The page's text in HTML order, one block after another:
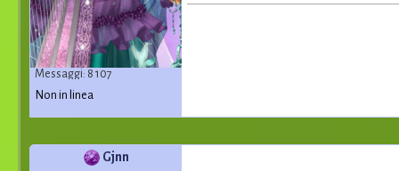
Messaggi: 8 107
Non in linea
Gjnn